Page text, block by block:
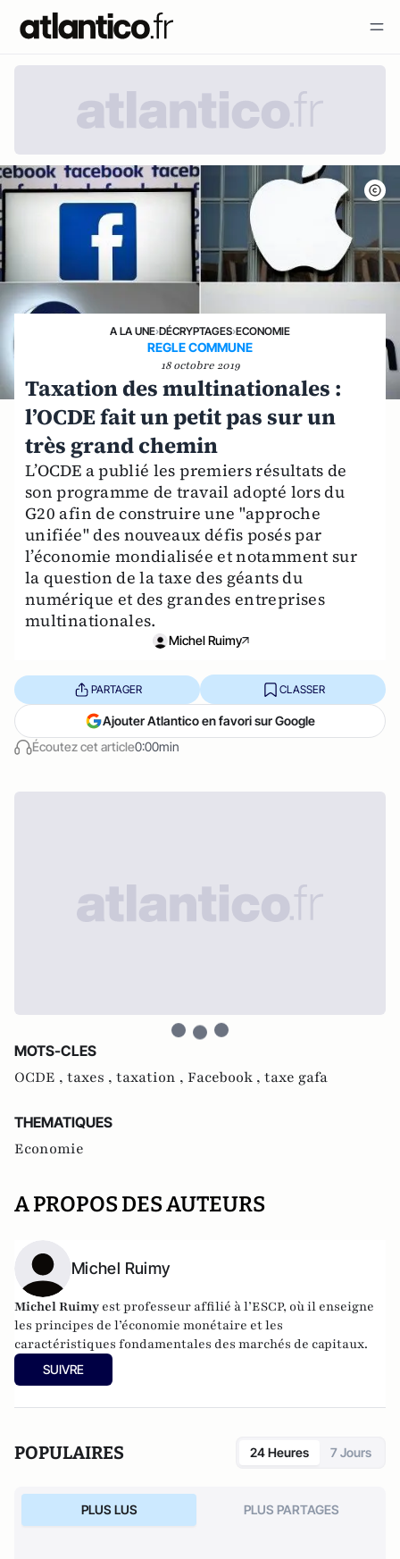
A LA UNE›DÉCRYPTAGES›ECONOMIE
REGLE COMMUNE
18 octobre 2019
Taxation des multinationales :
l’OCDE fait un petit pas sur un
très grand chemin
L’OCDE a publié les premiers résultats de
son programme de travail adopté lors du
G20 afin de construire une "approche
unifiée" des nouveaux défis posés par
l’économie mondialisée et notamment sur
la question de la taxe des géants du
numérique et des grandes entreprises
multinationales.
Michel Ruimy
Écoutez cet article0:00min
PARTAGER CLASSER
Ajouter Atlantico en favori sur Google
MOTS-CLES
OCDE , taxes , taxation , Facebook , taxe gafa
THEMATIQUES
Economie
A PROPOS DES AUTEURS
Michel Ruimy
Michel Ruimy est professeur affilié à l’ESCP, où il enseigne
les principes de l’économie monétaire et les
caractéristiques fondamentales des marchés de capitaux.
SUIVRE
POPULAIRES 24 Heures 7 Jours
PLUS LUS PLUS PARTAGES